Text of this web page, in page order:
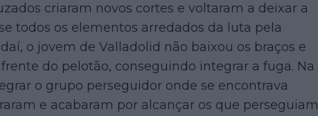
criaram novos cortes e voltaram a deixar a
todos os elementos arredados da luta pela
o jovem de Valladolid não baixou os braços e
do pelotão, conseguindo integrar a fuga. Na
o grupo perseguidor onde se encontrava
e acabaram por alcançar os que perseguiam